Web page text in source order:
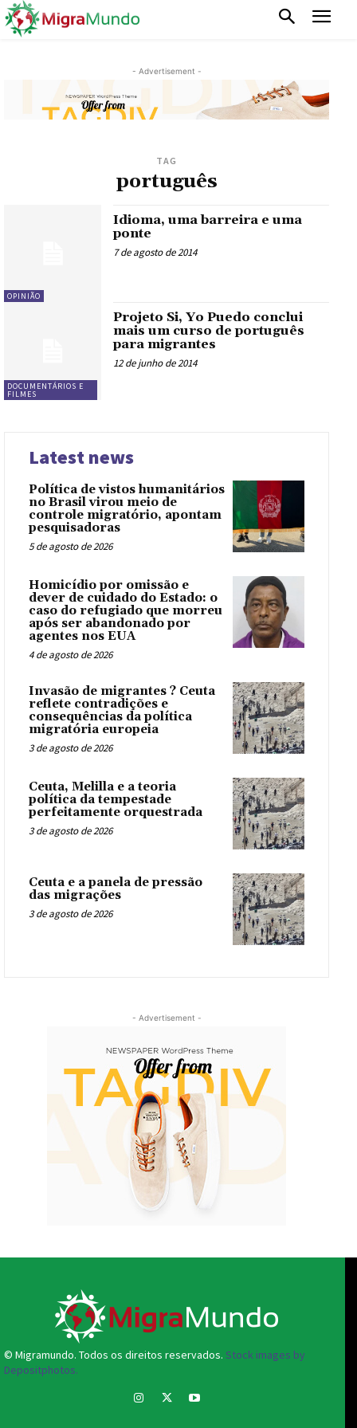
- Advertisement -
TAG
português
OPINIÃO
Idioma, uma barreira e uma
ponte
7 de agosto de 2014
DOCUMENTÁRIOS E
FILMES
Projeto Si, Yo Puedo conclui
mais um curso de português
para migrantes
12 de junho de 2014
Latest news
Política de vistos humanitários
no Brasil virou meio de
controle migratório, apontam
pesquisadoras
5 de agosto de 2026
Homicídio por omissão e
dever de cuidado do Estado: o
caso do refugiado que morreu
após ser abandonado por
agentes nos EUA
4 de agosto de 2026
Invasão de migrantes ? Ceuta
reflete contradições e
consequências da política
migratória europeia
3 de agosto de 2026
Ceuta, Melilla e a teoria
política da tempestade
perfeitamente orquestrada
3 de agosto de 2026
Ceuta e a panela de pressão
das migrações
3 de agosto de 2026
- Advertisement -
© Migramundo. Todos os direitos reservados. Stock images by
Depositphotos.